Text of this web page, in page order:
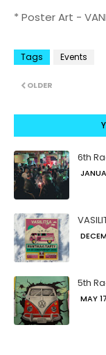
* Poster Art -
Tags Events
OLDER
6th
5th
MAY